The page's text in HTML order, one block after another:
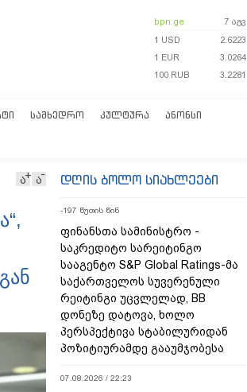
bpn.ge 7 აგვ
1 USD
2.6223
1 EUR
3.0264
100 RUB
3.2281
ᲡᲐᲛᲮᲔᲓᲠᲝ ᲙᲣᲚᲢᲣᲠᲐ ᲐᲜᲝᲜᲡᲘ
ა ა დღის ბოლო სიახლეები
-197 წუთის წინ
ფინანსთა სამინისტრო -
საკრედიტო სარეიტინგო
სააგენტო S&P Global Ratings-მა
საქართველოს სუვერენული
რეიტინგი უცვლელად, BB
დონეზე დატოვა, ხოლო
პერსპექტივა სტაბილურიდან
პოზიტიურამდე გააუმჯობესა
07.08.2026 / 22:23